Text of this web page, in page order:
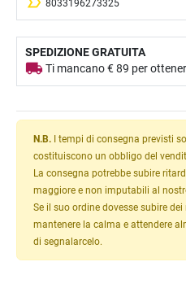
8033196273325
SPEDIZIONE GRATUITA
Ti mancano € 89 per
N.B. I tempi di consegna previsti
costituiscono un obbligo del
La consegna potrebbe subire
maggiore e non imputabili al
Se il suo ordine dovesse subire
mantenere la calma e attendere
di segnalarcelo.